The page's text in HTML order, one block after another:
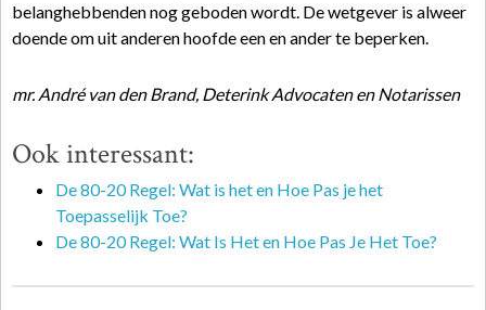
belanghebbenden nog geboden wordt. De wetgever is alweer
doende om uit anderen hoofde een en ander te beperken.
mr. André van den Brand, Deterink Advocaten en Notarissen
Ook interessant:
De 80-20 Regel: Wat is het en Hoe Pas je het
Toepasselijk Toe?
De 80-20 Regel: Wat Is Het en Hoe Pas Je Het Toe?